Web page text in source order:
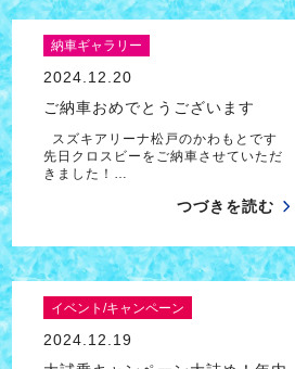
納車ギャラリー
2024.12.20
ご納車おめでとうございます
スズキアリーナ松戸のかわもとです
先日クロスビーをご納車させていただ
きました！…
つづきを読む
イベント/キャンペーン
2024.12.19